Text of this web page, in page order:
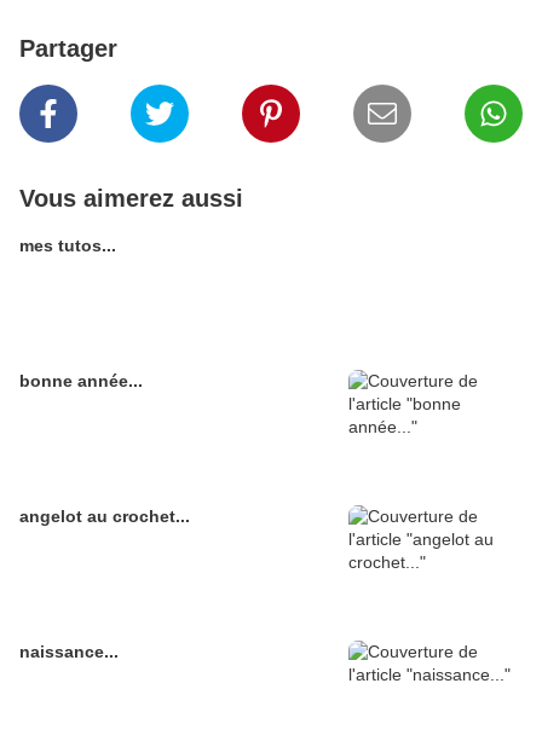
Partager
Vous aimerez aussi
mes tutos...
bonne année...
angelot au crochet...
naissance...